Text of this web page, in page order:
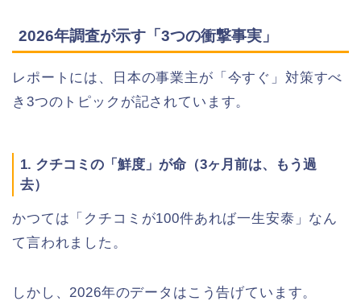
2026年調査が示す「3つの衝撃事実」
レポートには、日本の事業主が「今すぐ」対策すべ
き3つのトピックが記されています。
1. クチコミの「鮮度」が命（3ヶ月前は、もう過
去）
かつては「クチコミが100件あれば一生安泰」なん
て言われました。
しかし、2026年のデータはこう告げています。